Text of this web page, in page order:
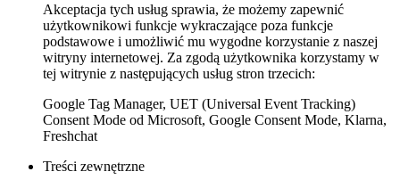
Akceptacja tych usług sprawia, że możemy zapewnić
użytkownikowi funkcje wykraczające poza funkcje
podstawowe i umożliwić mu wygodne korzystanie z naszej
witryny internetowej. Za zgodą użytkownika korzystamy w
tej witrynie z następujących usług stron trzecich:
Google Tag Manager, UET (Universal Event Tracking)
Consent Mode od Microsoft, Google Consent Mode, Klarna,
Freshchat
Treści zewnętrzne